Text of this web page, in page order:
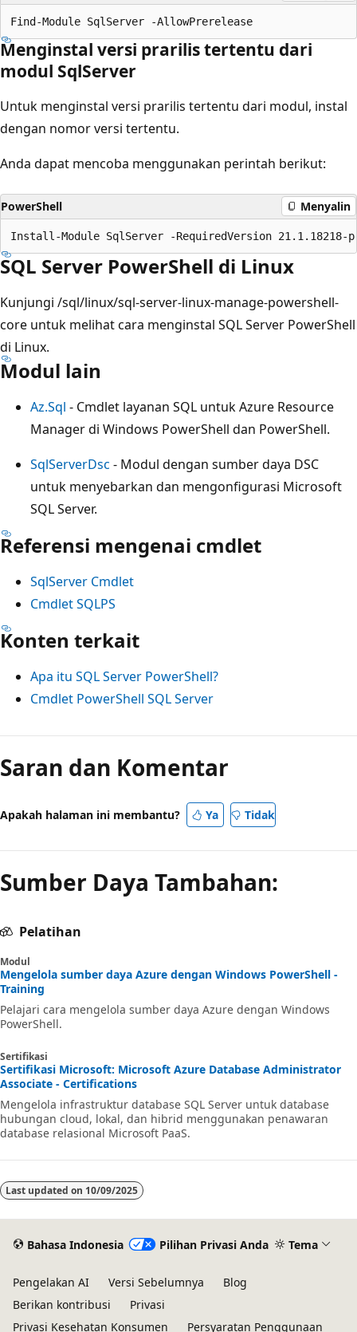
Menginstal versi prarilis tertentu dari
modul SqlServer
Untuk menginstal versi prarilis tertentu dari modul, instal
dengan nomor versi tertentu.
Anda dapat mencoba menggunakan perintah berikut:
PowerShell Menyalin
SQL Server PowerShell di Linux
Kunjungi /sql/linux/sql-server-linux-manage-powershell-
core untuk melihat cara menginstal SQL Server PowerShell
di Linux.
Modul lain
Az.Sql - Cmdlet layanan SQL untuk Azure Resource
Manager di Windows PowerShell dan PowerShell.
SqlServerDsc - Modul dengan sumber daya DSC
untuk menyebarkan dan mengonfigurasi Microsoft
SQL Server.
Referensi mengenai cmdlet
SqlServer Cmdlet
Cmdlet SQLPS
Konten terkait
Apa itu SQL Server PowerShell?
Cmdlet PowerShell SQL Server
Saran dan Komentar
Apakah halaman ini membantu? Ya Tidak
Sumber Daya Tambahan:
Pelatihan
Modul
Mengelola sumber daya Azure dengan Windows PowerShell -
Training
Pelajari cara mengelola sumber daya Azure dengan Windows
PowerShell.
Sertifikasi
Sertifikasi Microsoft: Microsoft Azure Database Administrator
Associate - Certifications
Mengelola infrastruktur database SQL Server untuk database
hubungan cloud, lokal, dan hibrid menggunakan penawaran
database relasional Microsoft PaaS.
Last updated on 10/09/2025
Bahasa Indonesia Pilihan Privasi Anda Tema
Pengelakan AI Versi Sebelumnya
Blog
Berikan kontribusi
Privasi
Privasi Kesehatan Konsumen
Persyaratan Penggunaan